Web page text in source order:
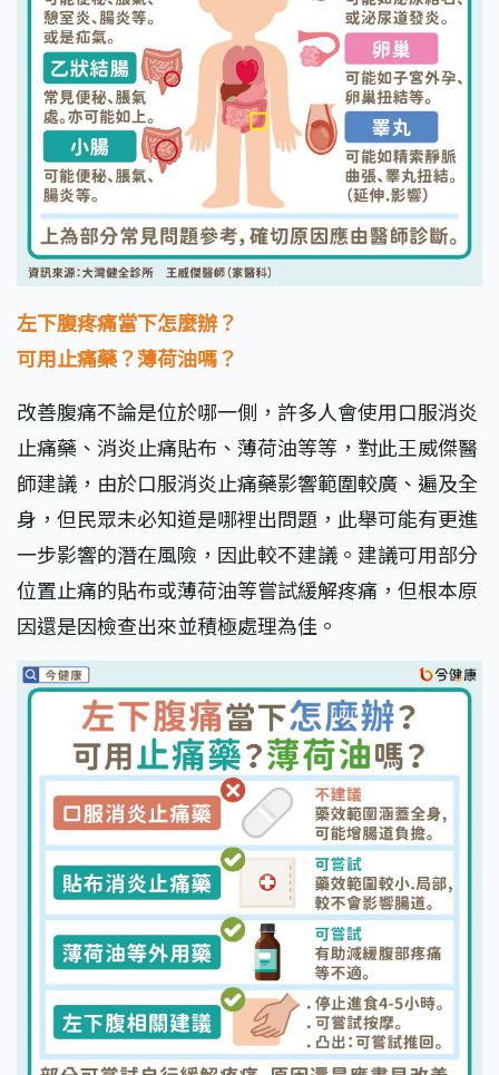
左下腹疼痛當下怎麼辦？
可用止痛藥？薄荷油嗎？
改善腹痛不論是位於哪一側，許多人會使用口服消炎
止痛藥、消炎止痛貼布、薄荷油等等，對此王威傑醫
師建議，由於口服消炎止痛藥影響範圍較廣、遍及全
身，但民眾未必知道是哪裡出問題，此舉可能有更進
一步影響的潛在風險，因此較不建議。建議可用部分
位置止痛的貼布或薄荷油等嘗試緩解疼痛，但根本原
因還是因檢查出來並積極處理為佳。